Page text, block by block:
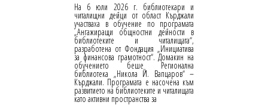
На 6 юли 2026 г. библиотекари и
читалищни дейци от област Кърджали
участваха в обучение по програмата
„Ангажиращи общностни дейности в
библиотеките и читалищата“,
разработена от Фондация „Инициатива
за финансова грамотност“. Домакин на
обучението беше Регионална
библиотека „Никола Й. Вапцаров“ –
Кърджали. Програмата е насочена към
развитието на библиотеките и читалищата
като активни пространства за